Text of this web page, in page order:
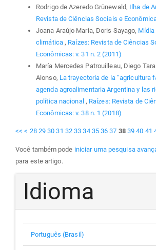
Rodrigo de Azeredo Grünewald, Ilha de
Revista de Ciências Sociais e
Joana Araújo Maria, Doris Sayago, Mídia
climática , Raízes: Revista de Ciências
Econômicas: v. 31 n. 2 (2011)
María Mercedes Patrouilleau, Diego
Alonso, La trayectoria de la “agricultura
agenda agroalimentaria Argentina y las
política nacional , Raízes: Revista de
Econômicas: v. 38 n. 1 (2018)
<< < 28 29 30 31 32 33 34 35 36 37 38 39 40 41
Você também pode iniciar uma pesquisa
para este artigo.
Idioma
Português (Brasil)